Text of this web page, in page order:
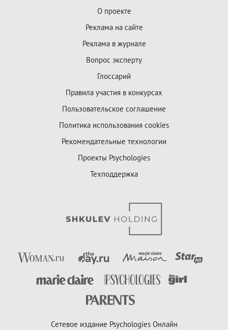
О проекте
Реклама на сайте
Реклама в журнале
Вопрос эксперту
Глоссарий
Правила участия в конкурсах
Пользовательское соглашение
Политика использования cookies
Рекомендательные технологии
Проекты Psychologies
Техподдержка
Сетевое издание Psychologies Онлайн